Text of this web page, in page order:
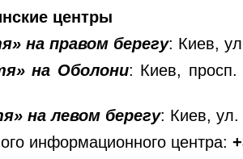
центры
на правом берегу: Киев,
на Оболони: Киев, просп.
на левом берегу: Киев, ул.
информационного центра: